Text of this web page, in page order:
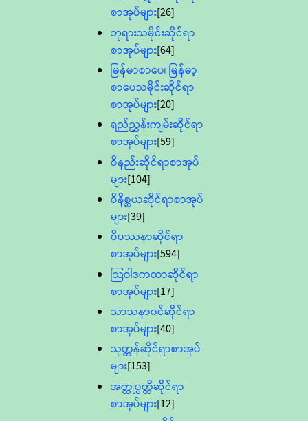
စာအုပ်များ[26]
ဘုရားသမိုင်းဆိုင်ရာ
စာအုပ်များ[64]
မြန်မာစာပေ၊ မြန်မာ့
စာပေသမိုင်းဆိုင်ရာ
စာအုပ်များ[20]
ရည်ညွှန်းကျမ်းဆိုင်ရာ
စာအုပ်များ[59]
ဝိနည်းဆိုင်ရာစာအုပ်
များ[104]
ဝိနိစ္ဆယဆိုင်ရာစာအုပ်
များ[39]
ဝိပဿနာဆိုင်ရာ
စာအုပ်များ[594]
သြဝါဒကထာဆိုင်ရာ
စာအုပ်များ[17]
သာသနာ၀င်ဆိုင်ရာ
စာအုပ်များ[40]
သုတ္တန်ဆိုင်ရာစာအုပ်
များ[153]
အတ္ထုပ္ပတ္တိဆိုင်ရာ
စာအုပ်များ[12]